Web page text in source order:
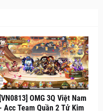
[VN0813] OMG 3Q Việt Nam
- Acc Team Quần 2 Tử Kim